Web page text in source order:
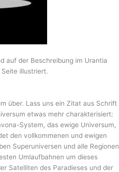
auf der Beschreibung im Urantia
illustriert.
über. Lass uns ein Zitat aus Schrift
etwas mehr charakterisiert:
System, das ewige Universum,
den vollkommenen und ewigen
Superuniversen und alle Regionen
Umlaufbahnen um dieses
Satelliten des Paradieses und der